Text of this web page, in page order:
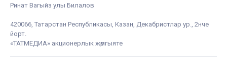
Ринат Вагыйз улы Билалов
420066, Татарстан Республикасы, Казан, Декабристлар ур., 2нче
йорт.
«ТАТМЕДИА» акционерлык җәмгыяте